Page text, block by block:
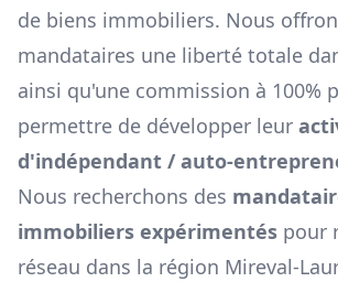
de biens immobiliers. Nous
mandataires une liberté totale
ainsi qu'une commission à 100%
permettre de développer leur
d'indépendant / auto-
Nous recherchons des
immobiliers expérimentés pour
réseau dans la région Mireval-